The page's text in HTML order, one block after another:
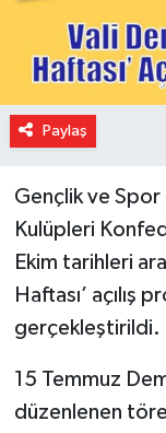
Paylaş
Gençlik ve Spor
Kulüpleri
Ekim tarihleri
Haftası’ açılış
gerçekleştirildi.
15 Temmuz
düzenlenen